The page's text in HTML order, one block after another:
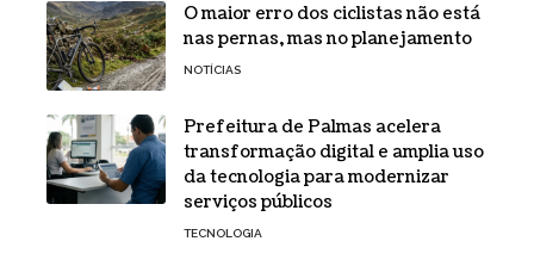
O maior erro dos ciclistas não está
nas pernas, mas no planejamento
NOTÍCIAS
Prefeitura de Palmas acelera
transformação digital e amplia uso
da tecnologia para modernizar
serviços públicos
TECNOLOGIA